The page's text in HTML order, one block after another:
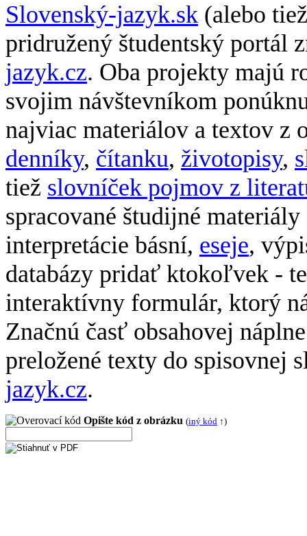
Slovenský-jazyk.sk (alebo
pridružený študentský portál
jazyk.cz. Oba projekty majú
svojim návštevníkom
najviac materiálov a textov z
denníky, čítanku, životopisy,
tiež slovníček pojmov z
spracované študijné
interpretácie básní, eseje,
databázy pridať ktokoľvek -
interaktívny formulár, ktorý
Značnú časť obsahovej
preložené texty do spisovnej
jazyk.cz.
Opište kód z obrázku (iný kód ↑)